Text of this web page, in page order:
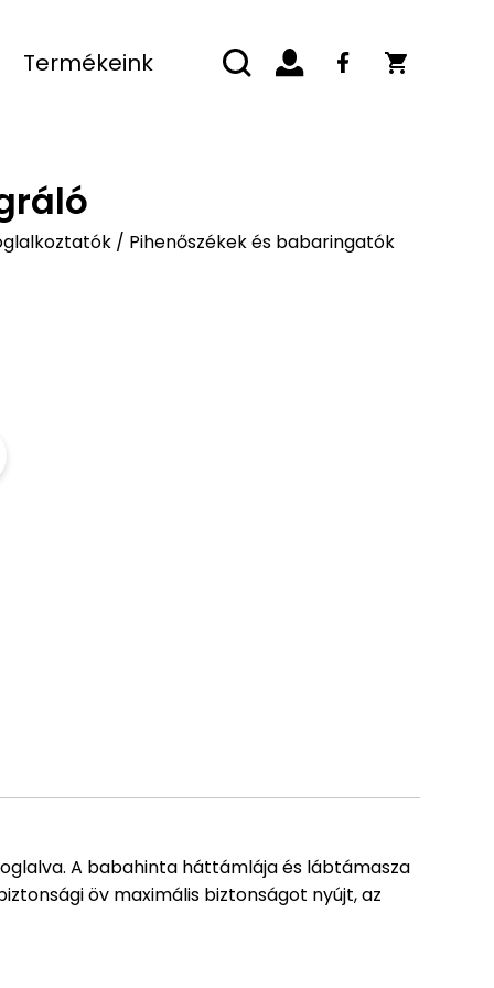
Termékeink
/ Pihenőszékek és babaringatók
A babahinta háttámlája és lábtámasza
öv maximális biztonságot nyújt, az